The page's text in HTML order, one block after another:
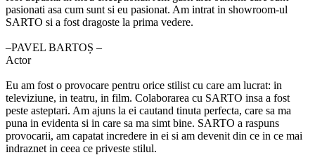
pasionati asa cum sunt si eu pasionat. Am intrat in showroom-ul
SARTO si a fost dragoste la prima vedere.
‒PAVEL BARTOȘ –
Actor
Eu am fost o provocare pentru orice stilist cu care am lucrat: in
televiziune, in teatru, in film. Colaborarea cu SARTO insa a fost
peste asteptari. Am ajuns la ei cautand tinuta perfecta, care sa ma
puna in evidenta si in care sa ma simt bine. SARTO a raspuns
provocarii, am capatat incredere in ei si am devenit din ce in ce mai
indraznet in ceea ce priveste stilul.